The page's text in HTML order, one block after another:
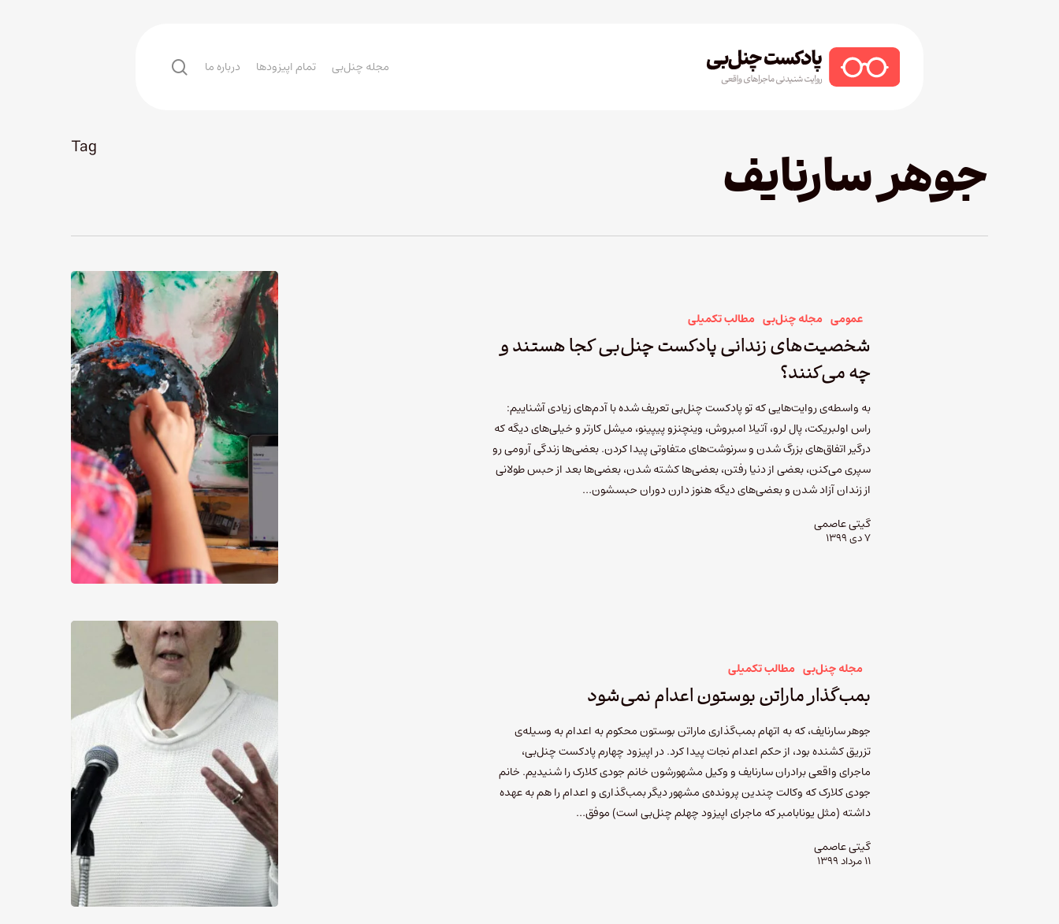
مجله چنل‌بی تمام اپیزودها درباره ما search
Tag جوهر سارنایف
عمومی مجله چنل‌بی مطالب تکمیلی
شخصیت‌های زندانی پادکست چنل‌بی کجا هستند و
چه می‌کنند؟
به واسطه‌ی روایت‌هایی که تو پادکست چنل‌بی تعریف شده با آدم‌های زیادی آشناییم:
راس اولبریکت، پال لرو، آتیلا امبروش، وینچنزو پیپینو، میشل کارتر و خیلی‌های دیگه که
درگیر اتفاق‌های بزرگ شدن و سرنوشت‌های متفاوتی پیدا کردن. بعضی‌ها زندگی آرومی رو
سپری می‌کنن، بعضی از دنیا رفتن، بعضی‌ها کشته شدن، بعضی‌ها بعد از حبس طولانی
از زندان آزاد شدن و بعضی‌های دیگه هنوز دارن دوران حبسشون…
گیتی عاصمی
۷ دی ۱۳۹۹
مجله چنل‌بی مطالب تکمیلی
بمب‌گذار ماراتن بوستون اعدام نمی‌شود
جوهر سارنایف، که به اتهام بمب‌گذاری ماراتن بوستون محکوم به اعدام به وسیله‌ی
تزریق کشنده بود، از حکم اعدام نجات پیدا کرد. در اپیزود چهارم پادکست چنل‌بی،
ماجرای واقعی برادران سارنایف و وکیل مشهورشون خانم جودی کلارک را شنیدیم. خانم
جودی کلارک که وکالت چندین پرونده‌ی مشهور دیگر بمب‌گذاری و اعدام را هم به عهده
داشته (مثل یونابامبر که ماجرای اپیزود چهلم چنل‌بی است) موفق…
گیتی عاصمی
۱۱ مرداد ۱۳۹۹